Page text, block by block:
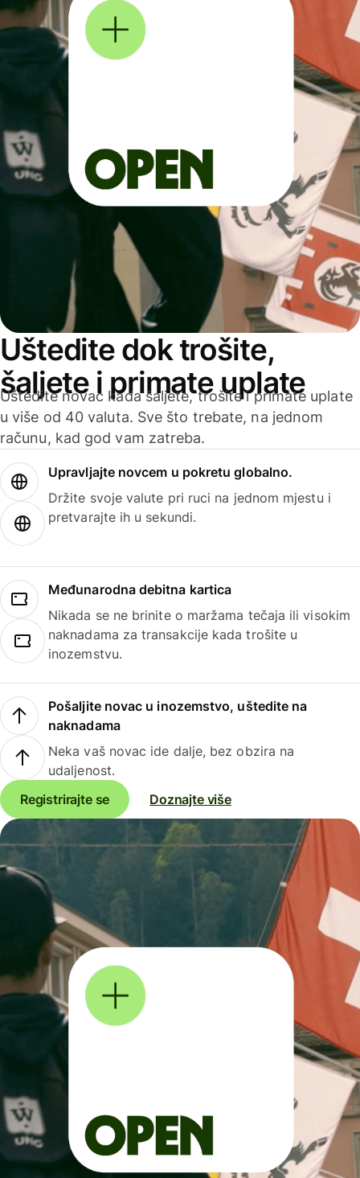
Uštedite dok trošite,
šaljete i primate uplate
Uštedite novac kada šaljete, trošite i primate uplate
u više od 40 valuta. Sve što trebate, na jednom
računu, kad god vam zatreba.
Upravljajte novcem u pokretu globalno.
Držite svoje valute pri ruci na jednom mjestu i
pretvarajte ih u sekundi.
Međunarodna debitna kartica
Nikada se ne brinite o maržama tečaja ili visokim
naknadama za transakcije kada trošite u
inozemstvu.
Pošaljite novac u inozemstvo, uštedite na
naknadama
Neka vaš novac ide dalje, bez obzira na
udaljenost.
Registrirajte se
Doznajte više